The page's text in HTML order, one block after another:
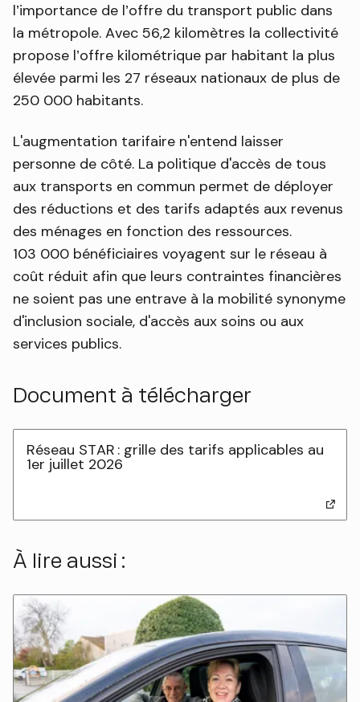
l’importance de l’offre du transport public dans
la métropole. Avec 56,2 kilomètres la collectivité
propose l’offre kilométrique par habitant la plus
élevée parmi les 27 réseaux nationaux de plus de
250 000 habitants.
L'augmentation tarifaire n'entend laisser
personne de côté. La politique d'accès de tous
aux transports en commun permet de déployer
des réductions et des tarifs adaptés aux revenus
des ménages en fonction des ressources.
103 000 bénéficiaires voyagent sur le réseau à
coût réduit afin que leurs contraintes financières
ne soient pas une entrave à la mobilité synonyme
d'inclusion sociale, d'accès aux soins ou aux
services publics.
Document à télécharger
Réseau STAR : grille des tarifs applicables au
1er juillet 2026- lien externe
À lire aussi :